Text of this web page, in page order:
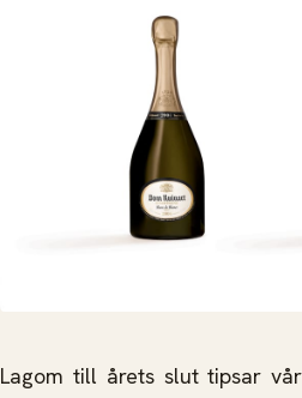
Lagom till årets slut tipsar